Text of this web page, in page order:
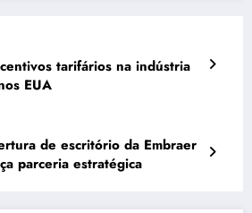
tarifários na indústria
EUA
de escritório da Embraer
parceria estratégica